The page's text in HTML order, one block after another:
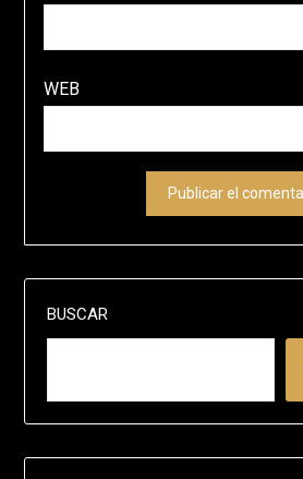
WEB
BUSCAR